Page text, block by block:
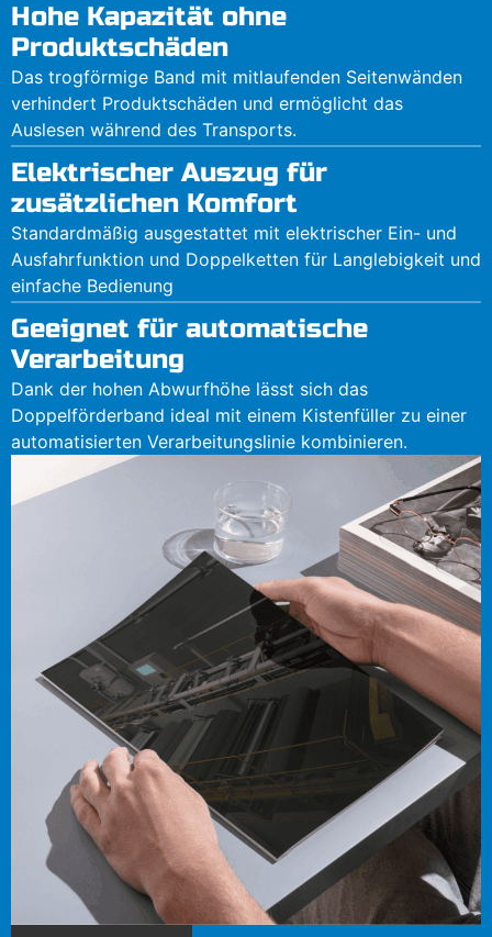
Hohe Kapazität ohne
Produktschäden
Das trogförmige Band mit mitlaufenden Seitenwänden
verhindert Produktschäden und ermöglicht das
Auslesen während des Transports.
Elektrischer Auszug für
zusätzlichen Komfort
Standardmäßig ausgestattet mit elektrischer Ein- und
Ausfahrfunktion und Doppelketten für Langlebigkeit und
einfache Bedienung
Geeignet für automatische
Verarbeitung
Dank der hohen Abwurfhöhe lässt sich das
Doppelförderband ideal mit einem Kistenfüller zu einer
automatisierten Verarbeitungslinie kombinieren.